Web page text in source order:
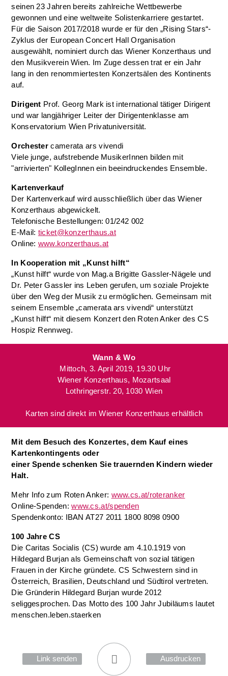
seinen 23 Jahren bereits zahlreiche Wettbewerbe
gewonnen und eine weltweite Solistenkarriere gestartet.
Für die Saison 2017/2018 wurde er für den „Rising Stars“-
Zyklus der European Concert Hall Organisation
ausgewählt, nominiert durch das Wiener Konzerthaus und
den Musikverein Wien. Im Zuge dessen trat er ein Jahr
lang in den renommiertesten Konzertsälen des Kontinents
auf.
Dirigent Prof. Georg Mark ist international tätiger Dirigent
und war langjähriger Leiter der Dirigentenklasse am
Konservatorium Wien Privatuniversität.
Orchestercamerata ars vivendi
Viele junge, aufstrebende MusikerInnen bilden mit
"arrivierten" KollegInnen ein beeindruckendes Ensemble.
Kartenverkauf
Der Kartenverkauf wird ausschließlich über das Wiener
Konzerthaus abgewickelt.
Telefonische Bestellungen: 01/242 002
E-Mail: ticket@konzerthaus.at
Online: www.konzerthaus.at
In Kooperation mit „Kunst hilft“
„Kunst hilft“ wurde von Mag.a Brigitte Gassler-Nägele und
Dr. Peter Gassler ins Leben gerufen, um soziale Projekte
über den Weg der Musik zu ermöglichen. Gemeinsam mit
seinem Ensemble „camerata ars vivendi“ unterstützt
„Kunst hilft“ mit diesem Konzert den Roten Anker des CS
Hospiz Rennweg.
Wann & Wo
Mittoch, 3. April 2019, 19.30 Uhr
Wiener Konzerthaus, Mozartsaal
Lothringerstr. 20, 1030 Wien
Karten sind direkt im Wiener Konzerthaus erhältlich
Mit dem Besuch des Konzertes, dem Kauf eines
Kartenkontingents oder
einer Spende schenken Sie trauernden Kindern wieder
Halt.
Mehr Info zum Roten Anker: www.cs.at/roteranker
Online-Spenden:www.cs.at/spenden
Spendenkonto: IBAN AT27 2011 1800 8098 0900
100 Jahre CS
Die Caritas Socialis (CS) wurde am 4.10.1919 von
Hildegard Burjan als Gemeinschaft von sozial tätigen
Frauen in der Kirche gründete. CS Schwestern sind in
Österreich, Brasilien, Deutschland und Südtirol vertreten.
Die Gründerin Hildegard Burjan wurde 2012
seliggesprochen. Das Motto des 100 Jahr Jubiläums lautet
menschen.leben.staerken
Link senden Ausdrucken